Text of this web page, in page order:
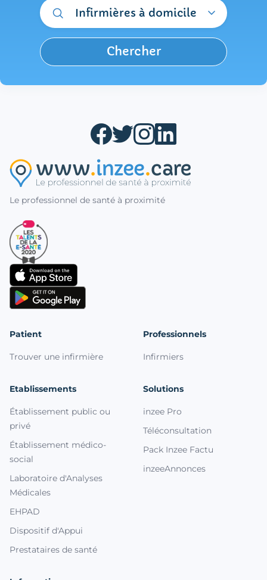
Infirmières à domicile
Chercher
Le professionnel de santé à proximité
Patient
Trouver une infirmière
Professionnels
Infirmiers
Etablissements
Établissement public ou
privé
Établissement médico-
social
Laboratoire d'Analyses
Médicales
EHPAD
Dispositif d'Appui
Prestataires de santé
Solutions
inzee Pro
Téléconsultation
Pack Inzee Factu
inzeeAnnonces